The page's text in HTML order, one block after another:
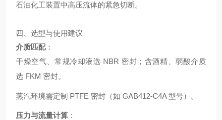
石油化工装置中高压流体的紧急切断。
四、选型与使用建议
介质匹配：
干燥空气、常规冷却液选 NBR 密封；含酒精、弱酸介质
选 FKM 密封。
蒸汽环境需定制 PTFE 密封（如 GAB412-C4A 型号）。
压力与流量计算 ：